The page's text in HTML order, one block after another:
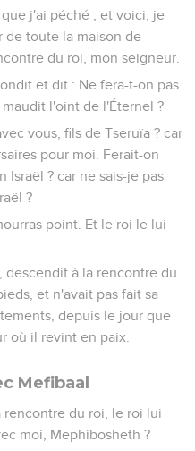
j'ai péché ; et voici, je
de toute la maison de
du roi, mon seigneur.
et dit : Ne fera-t-on pas
l'oint de l'Éternel ?
vous, fils de Tseruïa ? car
pour moi. Ferait-on
Israël ? car ne sais-je pas
?
point. Et le roi le lui
descendit à la rencontre du
et n'avait pas fait sa
depuis le jour que
où il revint en paix.
Mefibaal
rencontre du roi, le roi lui
moi, Mephibosheth ?